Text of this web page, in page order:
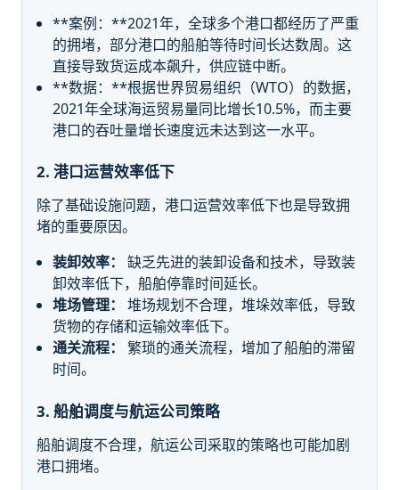
**案例：**2021年，全球多个港口都经历了严重
的拥堵，部分港口的船舶等待时间长达数周。这
直接导致货运成本飙升，供应链中断。
**数据：**根据世界贸易组织（WTO）的数据，
2021年全球海运贸易量同比增长10.5%，而主要
港口的吞吐量增长速度远未达到这一水平。
2. 港口运营效率低下
除了基础设施问题，港口运营效率低下也是导致拥
堵的重要原因。
装卸效率：
缺乏先进的装卸设备和技术，导致装
卸效率低下，船舶停靠时间延长。
堆场管理：
堆场规划不合理，堆垛效率低，导致
货物的存储和运输效率低下。
通关流程：
繁琐的通关流程，增加了船舶的滞留
时间。
3. 船舶调度与航运公司策略
船舶调度不合理，航运公司采取的策略也可能加剧
港口拥堵。